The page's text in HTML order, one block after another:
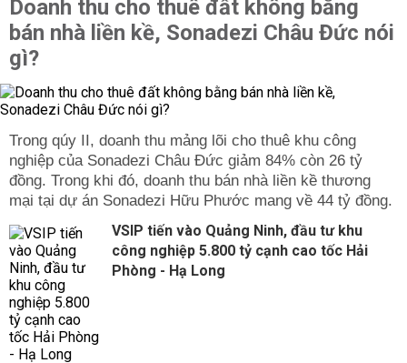
Doanh thu cho thuê đất không bằng
bán nhà liền kề, Sonadezi Châu Đức nói
gì?
Trong qúy II, doanh thu mảng lõi cho thuê khu công
nghiệp của Sonadezi Châu Đức giảm 84% còn 26 tỷ
đồng. Trong khi đó, doanh thu bán nhà liền kề thương
mại tại dự án Sonadezi Hữu Phước mang về 44 tỷ đồng.
VSIP tiến vào Quảng Ninh, đầu tư khu
công nghiệp 5.800 tỷ cạnh cao tốc Hải
Phòng - Hạ Long